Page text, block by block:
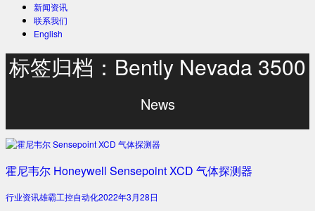
新闻资讯
联系我们
English
标签归档：Bently Nevada 3500
News
霍尼韦尔 Honeywell Sensepoint XCD 气体探测器
行业资讯雄霸工控自动化2022年3月28日